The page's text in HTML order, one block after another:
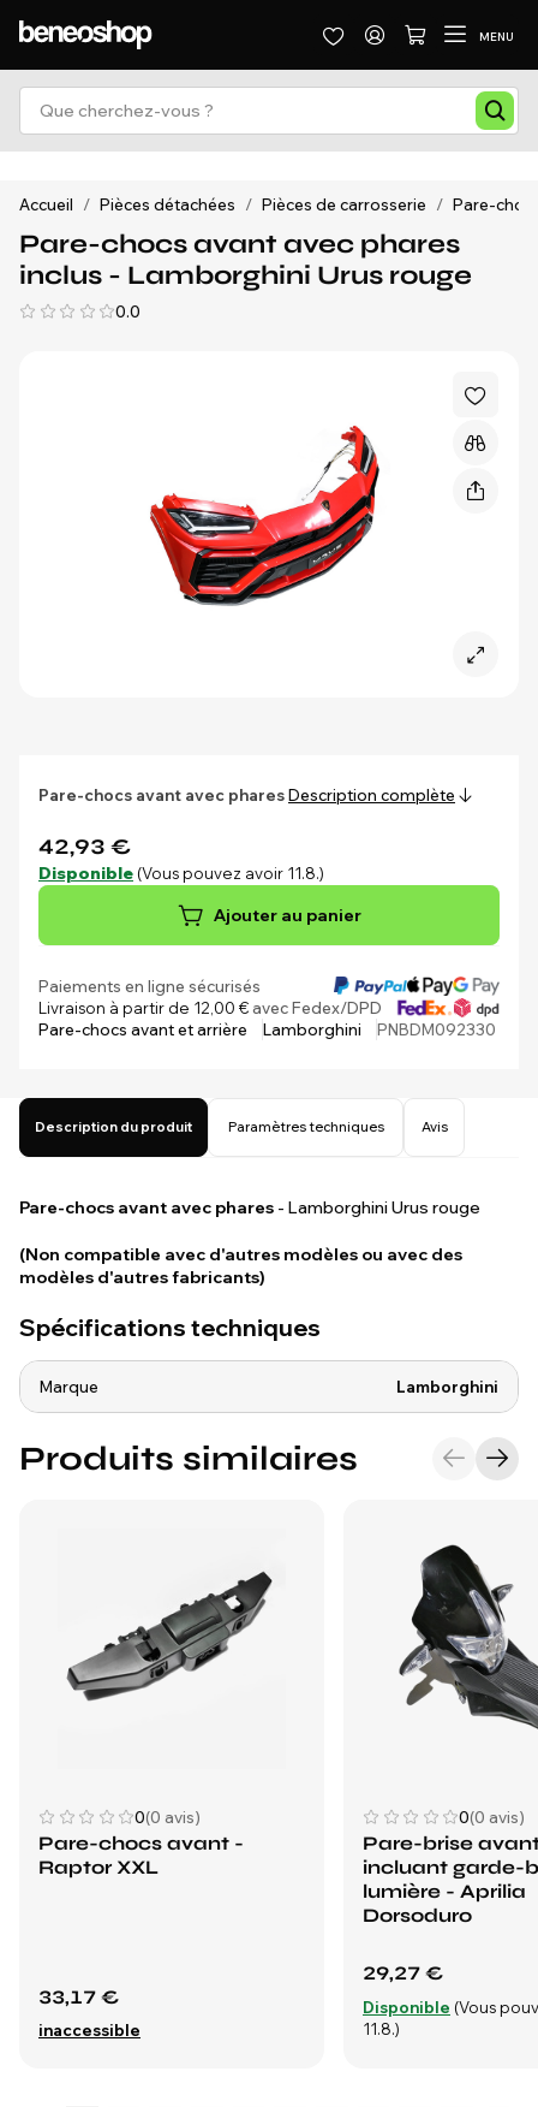
MENU
Accueil / Pièces détachées / Pièces de carrosserie / Pare-
Pare-chocs avant avec phares
inclus - Lamborghini Urus rouge
0.0
Pare-chocs avant avec pharesDescription complète
42,93 €
Disponible (Vous pouvez avoir 11.8.)
Ajouter au panier
Paiements en ligne sécurisés
Livraison à partir de 12,00 €avec Fedex/DPD
Pare-chocs avant et arrière
Lamborghini PNBDM092330
Description du produit Paramètres techniques Avis
Pare-chocs avant avec phares - Lamborghini Urus rouge
(Non compatible avec d'autres modèles ou avec des
modèles d'autres fabricants)
Spécifications techniques
Marque Lamborghini
Produits similaires
0(0 avis)
Pare-chocs avant -
Raptor XXL
33,17 €
inaccessible
0(0 avis)
Pare-brise
incluant garde-
lumière - Aprilia
Dorsoduro
29,27 €
Disponible (Vous
11.8.)